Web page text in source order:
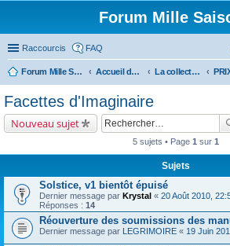
Forum Mille
Raccourcis FAQ
Forum Mille Saisons Accueil du forum La collection Mille Saisons
Facettes d'Imaginaire
Nouveau sujet
5 sujets • Page 1 sur 1
Sujets
Solstice, v1 bientôt épuisé
Dernier message par Krystal « 20 Août 2010,
Réponses : 14
Réouverture des soumissions des
Dernier message par LEGRIMOIRE « 19 Juin